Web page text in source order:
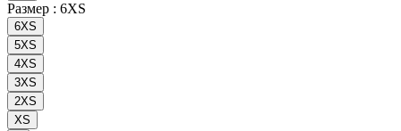
Размер : 6XS
6XS
5XS
4XS
3XS
2XS
XS